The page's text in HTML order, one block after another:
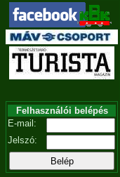
Felhasználói belépés
E-mail:
Jelszó: